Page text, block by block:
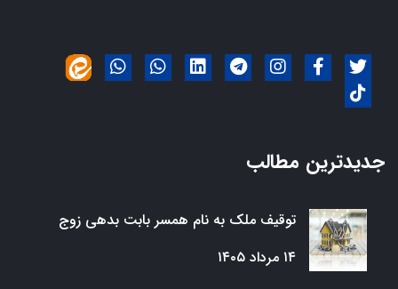
جدیدترین مطالب
توقیف ملک به نام همسر بابت بدهی زوج
۱۴ مرداد ۱۴۰۵